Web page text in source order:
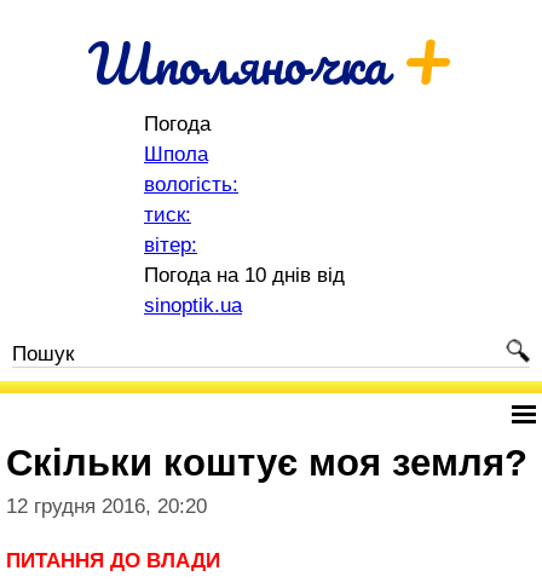
Шполяночка+
Погода
Шпола
вологість:
тиск:
вітер:
Погода на 10 днів від
sinoptik.ua
Скільки коштує моя земля?
12 грудня 2016, 20:20
ПИТАННЯ ДО ВЛАДИ